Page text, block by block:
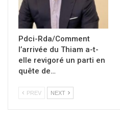
Pdci-Rda/Comment
l’arrivée du Thiam a-t-
elle revigoré un parti en
quête de…
PREV NEXT